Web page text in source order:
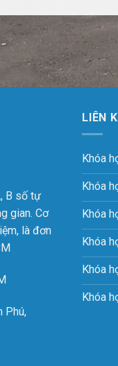
B số tự
gian. Cơ
là đơn
Phú,
LIÊN
Khóa
Khóa
Khóa
Khóa
Khóa
Khóa